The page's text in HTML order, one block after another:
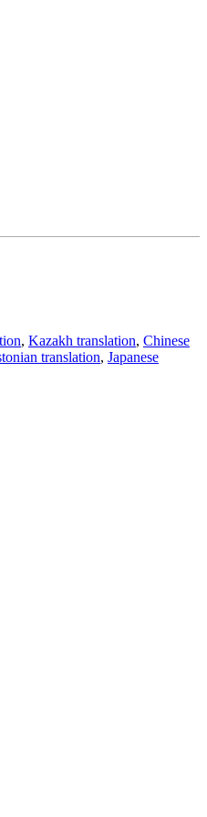
, Kazakh translation, Chinese
translation, Japanese